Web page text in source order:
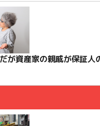
が資産家の親戚が保証人